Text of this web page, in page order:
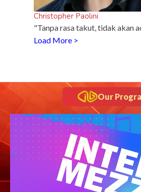
Christopher Paolini
"Tanpa rasa takut, tidak akan
Load More >
Our